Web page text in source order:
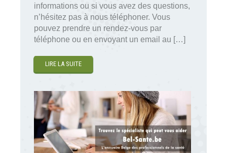
informations ou si vous avez des questions,
n’hésitez pas à nous téléphoner. Vous
pouvez prendre un rendez-vous par
téléphone ou en envoyant un email au […]
LIRE LA SUITE